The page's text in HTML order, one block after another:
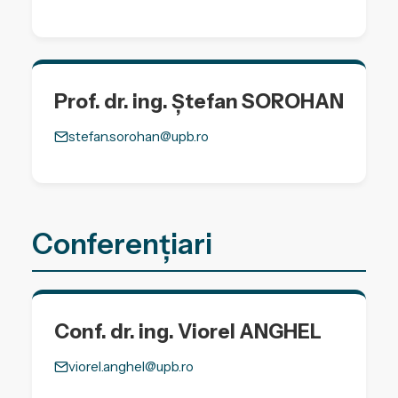
Prof. dr. ing. Ștefan SOROHAN
stefan.sorohan@upb.ro
Conferențiari
Conf. dr. ing. Viorel ANGHEL
viorel.anghel@upb.ro